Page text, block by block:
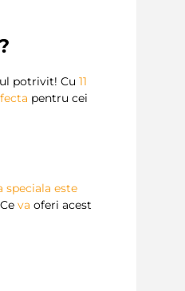
potrivit! Cu11
pentru cei
speciala este
va oferi acest